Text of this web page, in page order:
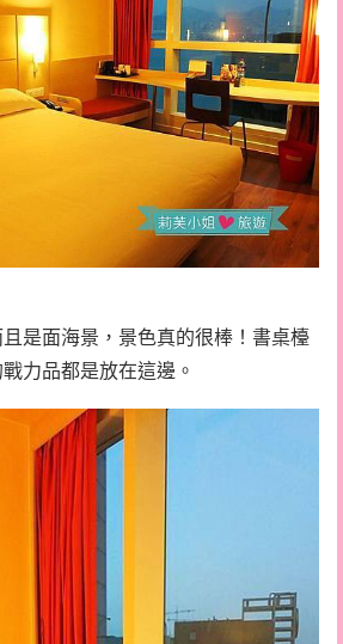
是面海景，景色真的很棒！書桌檯
力品都是放在這邊。